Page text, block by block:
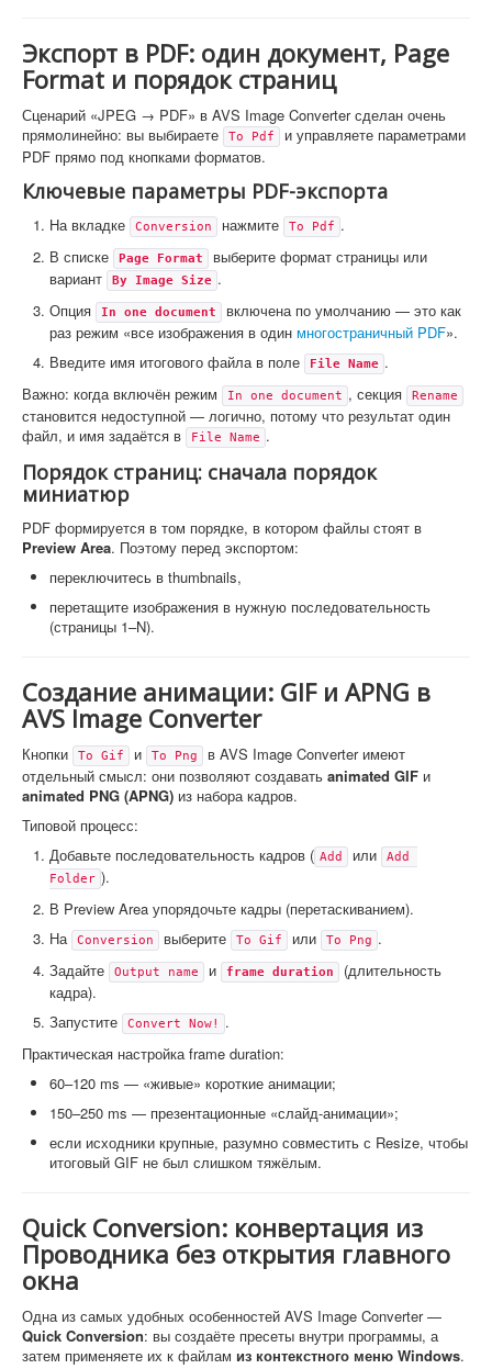
Экспорт в PDF: один документ, Page
Format и порядок страниц
Сценарий «JPEG → PDF» в AVS Image Converter сделан очень
прямолинейно: вы выбираете
To Pdf
и управляете параметрами
PDF прямо под кнопками форматов.
Ключевые параметры PDF-экспорта
На вкладке Conversion нажмите To Pdf .
В списке
Page Format
выберите формат страницы или
вариант
By Image Size .
Опция
In one document
включена по умолчанию — это как
раз режим «все изображения в один многостраничный PDF».
Введите имя итогового файла в поле
File Name .
Важно: когда включён режим
In one document , секция Rename
становится недоступной — логично, потому что результат один
файл, и имя задаётся в
File Name .
Порядок страниц: сначала порядок
миниатюр
PDF формируется в том порядке, в котором файлы стоят в
Preview Area. Поэтому перед экспортом:
переключитесь в thumbnails,
перетащите изображения в нужную последовательность
(страницы 1–N).
Создание анимации: GIF и APNG в
AVS Image Converter
Кнопки To Gif и To Png
в AVS Image Converter имеют
отдельный смысл: они позволяют создавать animated GIF и
animated PNG (APNG) из набора кадров.
Типовой процесс:
Добавьте последовательность кадров ( Add или
Add
Folder ).
В Preview Area упорядочьте кадры (перетаскиванием).
На
Conversion выберите To Gif или To Png .
Задайте
Output name и frame duration
(длительность
кадра).
Запустите
Convert Now!
.
Практическая настройка frame duration:
60–120 ms — «живые» короткие анимации;
150–250 ms — презентационные «слайд-анимации»;
если исходники крупные, разумно совместить с Resize, чтобы
итоговый GIF не был слишком тяжёлым.
Quick Conversion: конвертация из
Проводника без открытия главного
окна
Одна из самых удобных особенностей AVS Image Converter —
Quick Conversion: вы создаёте пресеты внутри программы, а
затем применяете их к файлам из контекстного меню Windows.